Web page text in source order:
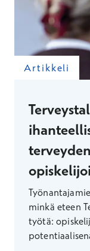
Artikkeli
minkä eteen
työtä: